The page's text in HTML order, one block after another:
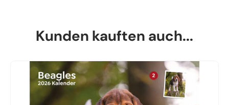
Kunden kauften auch...